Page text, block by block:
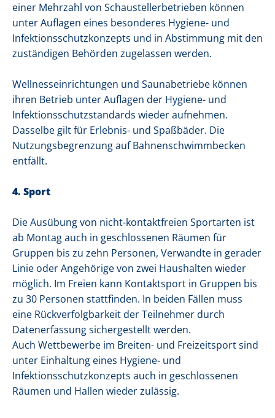
einer Mehrzahl von Schaustellerbetrieben können
unter Auflagen eines besonderes Hygiene- und
Infektionsschutzkonzepts und in Abstimmung mit den
zuständigen Behörden zugelassen werden.
Wellnesseinrichtungen und Saunabetriebe können
ihren Betrieb unter Auflagen der Hygiene- und
Infektionsschutzstandards wieder aufnehmen.
Dasselbe gilt für Erlebnis- und Spaßbäder. Die
Nutzungsbegrenzung auf Bahnenschwimmbecken
entfällt.
4. Sport
Die Ausübung von nicht-kontaktfreien Sportarten ist
ab Montag auch in geschlossenen Räumen für
Gruppen bis zu zehn Personen, Verwandte in gerader
Linie oder Angehörige von zwei Haushalten wieder
möglich. Im Freien kann Kontaktsport in Gruppen bis
zu 30 Personen stattfinden. In beiden Fällen muss
eine Rückverfolgbarkeit der Teilnehmer durch
Datenerfassung sichergestellt werden.
Auch Wettbewerbe im Breiten- und Freizeitsport sind
unter Einhaltung eines Hygiene- und
Infektionsschutzkonzepts auch in geschlossenen
Räumen und Hallen wieder zulässig.